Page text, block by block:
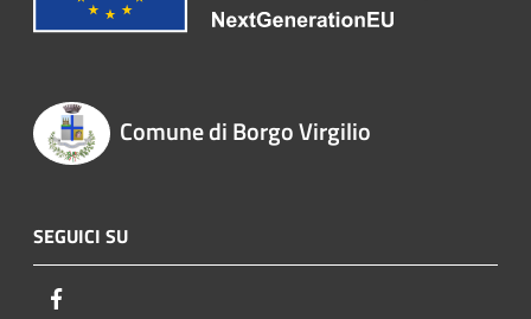
Comune di Borgo Virgilio
SEGUICI SU